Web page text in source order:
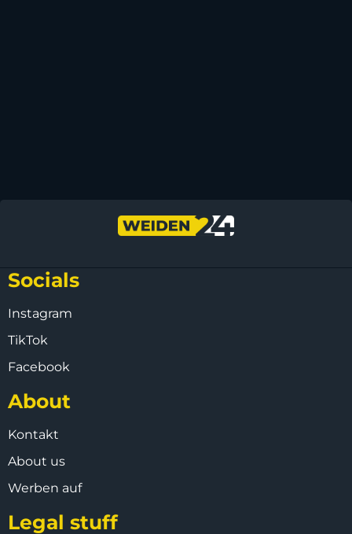
Socials
Instagram
TikTok
Facebook
About
Kontakt
About us
Werben auf
Legal stuff